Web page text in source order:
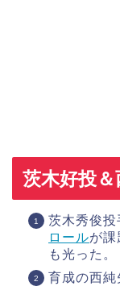
茨木好投
茨木秀俊投
ロールが
も光った。
育成の西純